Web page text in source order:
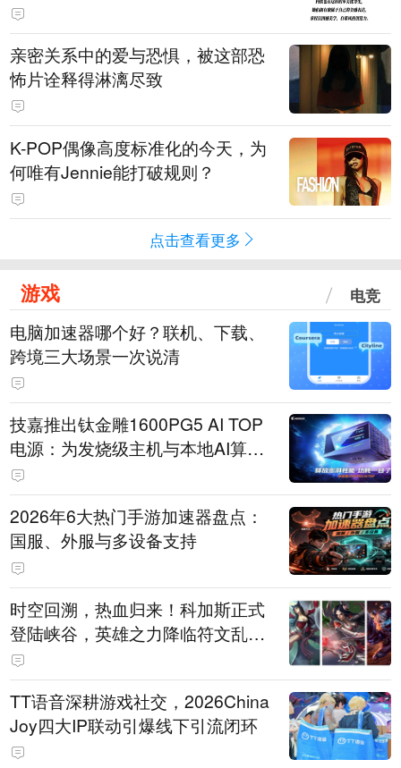
亲密关系中的爱与恐惧，被这部恐
怖片诠释得淋漓尽致
K-POP偶像高度标准化的今天，为
何唯有Jennie能打破规则？
点击查看更多
游戏 电竞
电脑加速器哪个好？联机、下载、
跨境三大场景一次说清
技嘉推出钛金雕1600PG5 AI TOP
电源：为发烧级主机与本地AI算力
打造旗舰供电方案
2026年6大热门手游加速器盘点：
国服、外服与多设备支持
时空回溯，热血归来！科加斯正式
登陆峡谷，英雄之力降临符文乱
斗！
TT语音深耕游戏社交，2026China
Joy四大IP联动引爆线下引流闭环